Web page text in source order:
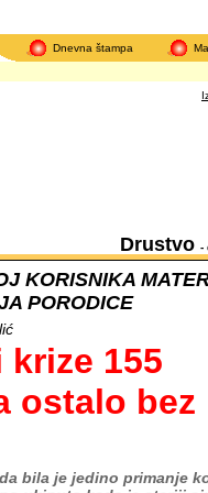
Dnevna štampa
Drustvo -
KORISNIKA
PORODICE
155
ostalo bez
bila je jedino primanje